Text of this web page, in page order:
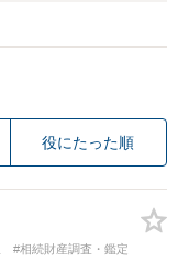
役にたった順
#相続財産調査・鑑定